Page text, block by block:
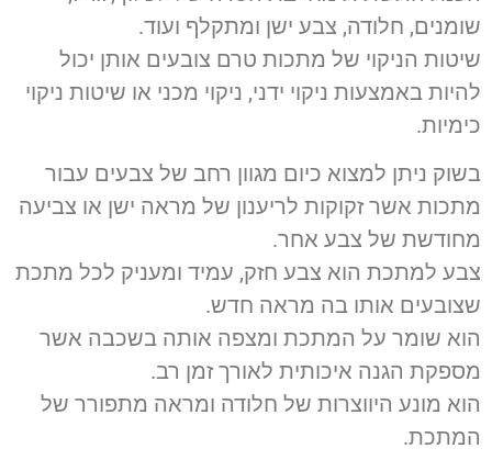
שומנים, חלודה, צבע ישן ומתקלף ועוד.
שיטות הניקוי של מתכות טרם צובעים אותן יכול
להיות באמצעות ניקוי ידני, ניקוי מכני או שיטות ניקוי
כימיות.
בשוק ניתן למצוא כיום מגוון רחב של צבעים עבור
מתכות אשר זקוקות לריענון של מראה ישן או צביעה
מחודשת של צבע אחר.
צבע למתכת הוא צבע חזק, עמיד ומעניק לכל מתכת
שצובעים אותו בה מראה חדש.
הוא שומר על המתכת ומצפה אותה בשכבה אשר
מספקת הגנה איכותית לאורך זמן רב.
הוא מונע היווצרות של חלודה ומראה מתפורר של
המתכת.